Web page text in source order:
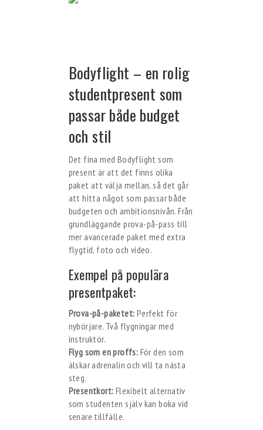
Bodyflight – en rolig
studentpresent som
passar både budget
och stil
Det fina med Bodyflight som
present är att det finns olika
paket att välja mellan, så det går
att hitta något som passar både
budgeten och ambitionsnivån. Från
grundläggande prova-på-pass till
mer avancerade paket med extra
flygtid, foto och video.
Exempel på populära
presentpaket:
Prova-på-paketet: Perfekt för
nybörjare. Två flygningar med
instruktör.
Flyg som en proffs: För den som
älskar adrenalin och vill ta nästa
steg.
Presentkort: Flexibelt alternativ
som studenten själv kan boka vid
senare tillfälle.